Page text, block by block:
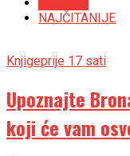
NAJČITANIJE
Knjigeprije 17 sati
Upoznajte
koji će vam